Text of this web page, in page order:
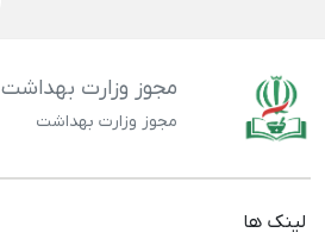
مجوز وزارت بهداشت
مجوز وزارت بهداشت
لینک ها